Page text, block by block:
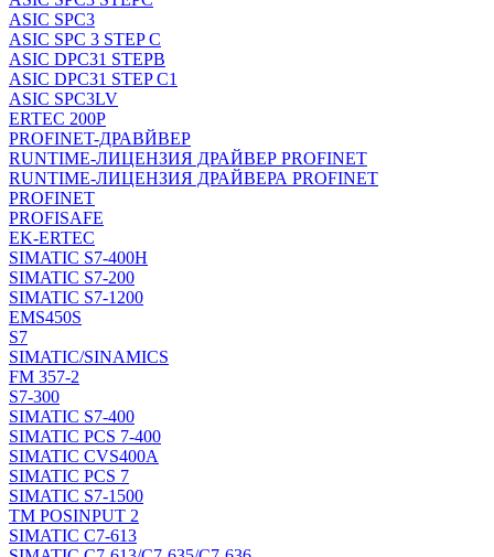
ASIC SPC3
ASIC SPC 3 STEP C
ASIC DPC31 STEPB
ASIC DPC31 STEP C1
ASIC SPC3LV
ERTEC 200P
PROFINET-ДРАВЙВЕР
RUNTIME-ЛИЦЕНЗИЯ ДРАЙВЕР PROFINET
RUNTIME-ЛИЦЕНЗИЯ ДРАЙВЕРА PROFINET
PROFINET
PROFISAFE
EK-ERTEC
SIMATIC S7-400H
SIMATIC S7-200
SIMATIC S7-1200
EMS450S
S7
SIMATIC/SINAMICS
FM 357-2
S7-300
SIMATIC S7-400
SIMATIC PCS 7-400
SIMATIC CVS400A
SIMATIC PCS 7
SIMATIC S7-1500
TM POSINPUT 2
SIMATIC C7-613